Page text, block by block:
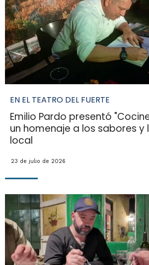
EN EL TEATRO DEL FUERTE
Emilio Pardo presentó
un homenaje a los sabores y
local
23 de julio de 2026